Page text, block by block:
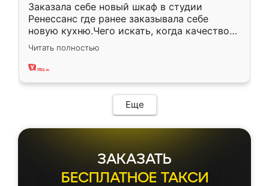
Заказала себе новый шкаф в студии
Ренессанс где ранее заказывала себе
новую кухню.Чего искать, когда качеством
вполне довольна. Служит кухня уже почти
два года, нареканий нет.
Читать полностью
Еще
ЗАКАЗАТЬ
БЕСПЛАТНОЕ ТАКСИ